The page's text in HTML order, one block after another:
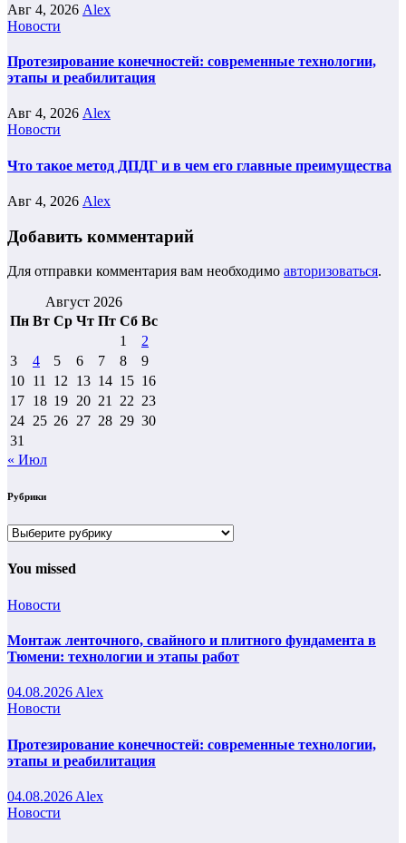
Авг 4, 2026 Alex
Новости
Протезирование конечностей: современные технологии,
этапы и реабилитация
Авг 4, 2026 Alex
Новости
Что такое метод ДПДГ и в чем его главные преимущества
Авг 4, 2026 Alex
Добавить комментарий
Для отправки комментария вам необходимо авторизоваться.
Август 2026
Пн Вт Ср Чт Пт Сб Вс
1
2
3
4 5 6 7 8
9
10 11 12 13 14 15 16
17 18 19 20 21 22 23
24 25 26 27 28 29 30
31
« Июл
Рубрики
Рубрики
You missed
Новости
Монтаж ленточного, свайного и плитного фундамента в
Тюмени: технологии и этапы работ
04.08.2026 Alex
Новости
Протезирование конечностей: современные технологии,
этапы и реабилитация
04.08.2026 Alex
Новости